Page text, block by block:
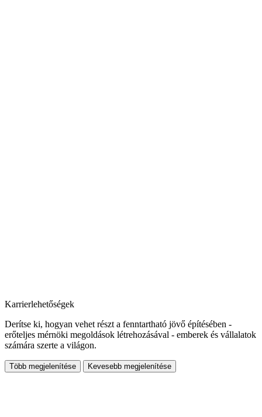
Karrierlehetőségek
Derítse ki, hogyan vehet részt a fenntartható jövő építésében -
erőteljes mérnöki megoldások létrehozásával - emberek és vállalatok
számára szerte a világon.
Több megjelenítése Kevesebb megjelenítése